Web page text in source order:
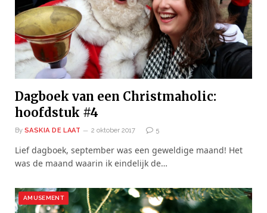
Dagboek van een Christmaholic:
hoofdstuk #4
By SASKIA DE LAAT 2 oktober 2017 5
Lief dagboek, september was een geweldige maand! Het
was de maand waarin ik eindelijk de…
AMUSEMENT